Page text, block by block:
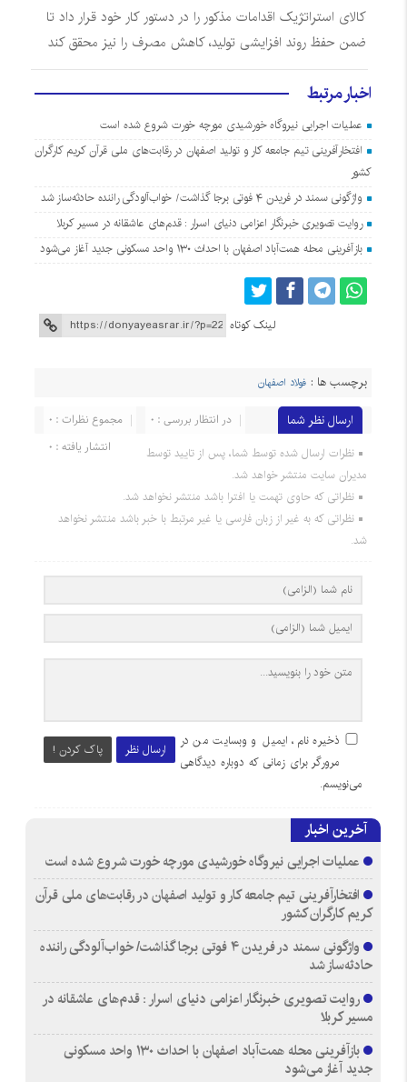
کالای استراتژیک اقدامات مذکور را در دستور کار خود قرار داد تا
ضمن حفظ روند افزایشی تولید، کاهش مصرف را نیز محقق کند
اخبار مرتبط
عملیات اجرایی نیروگاه خورشیدی مورچه خورت شروع شده است
افتخارآفرینی تیم جامعه کار و تولید اصفهان در رقابت‌های ملی قرآن کریم کارگران
کشور
واژگونی سمند در فریدن ۴ فوتی برجا گذاشت/ خواب‌آلودگی راننده حادثه‌ساز شد
روایت تصویری خبرنگار اعزامی دنیای اسرار : قدم‌های عاشقانه در مسیر کربلا
بازآفرینی محله همت‌آباد اصفهان با احداث ۱۳۰ واحد مسکونی جدید آغاز می‌شود
لینک کوتاه
برچسب ها : فولاد اصفهان
ارسال نظر شما مجموع نظرات : 0
در انتظار بررسی : 0
انتشار یافته : 0
نظرات ارسال شده توسط شما، پس از تایید توسط
مدیران سایت منتشر خواهد شد.
نظراتی که حاوی تهمت یا افترا باشد منتشر نخواهد شد.
نظراتی که به غیر از زبان فارسی یا غیر مرتبط با خبر باشد منتشر نخواهد
شد.
ارسال نظر پاک کردن !
ذخیره نام، ایمیل و وبسایت من در
مرورگر برای زمانی که دوباره دیدگاهی
می‌نویسم.
آخرین اخبار
عملیات اجرایی نیروگاه خورشیدی مورچه خورت شروع شده است
افتخارآفرینی تیم جامعه کار و تولید اصفهان در رقابت‌های ملی قرآن
کریم کارگران کشور
واژگونی سمند در فریدن ۴ فوتی برجا گذاشت/ خواب‌آلودگی راننده
حادثه‌ساز شد
روایت تصویری خبرنگار اعزامی دنیای اسرار : قدم‌های عاشقانه در
مسیر کربلا
بازآفرینی محله همت‌آباد اصفهان با احداث ۱۳۰ واحد مسکونی
جدید آغاز می‌شود